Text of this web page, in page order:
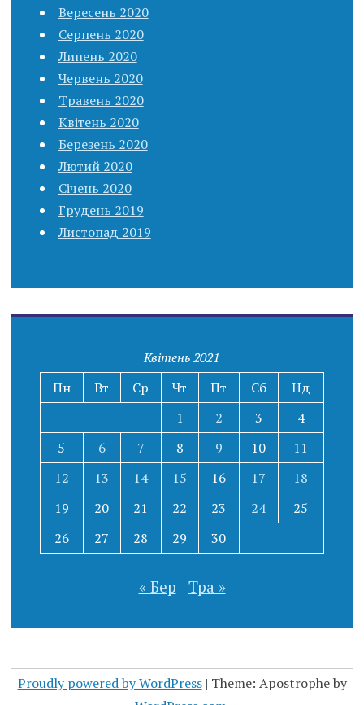
Вересень 2020
Серпень 2020
Липень 2020
Червень 2020
Травень 2020
Квітень 2020
Березень 2020
Лютий 2020
Січень 2020
Грудень 2019
Листопад 2019
Квітень 2021
Пн
Вт Ср Чт Пт Сб
Нд
1
2 3
4
5
6 7 8 9 10
11
12
13 14 15 16 17
18
19
20 21 22 23 24
25
26
27 28 29 30
« Бер Тра »
Proudly powered by WordPress | Theme: Apostrophe by